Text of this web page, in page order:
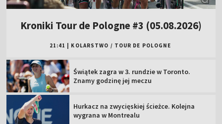
Kroniki Tour de Pologne #3 (05.08.2026)
21:41 | KOLARSTWO / TOUR DE POLOGNE
Świątek zagra w 3. rundzie w Toronto.
Znamy godzinę jej meczu
Hurkacz na zwycięskiej ścieżce. Kolejna
wygrana w Montrealu